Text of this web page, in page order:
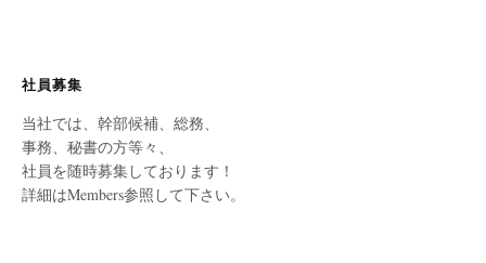
社員募集
当社では、幹部候補、総務、
事務、秘書の方等々、
社員を随時募集しております！
詳細はMembers参照して下さい。